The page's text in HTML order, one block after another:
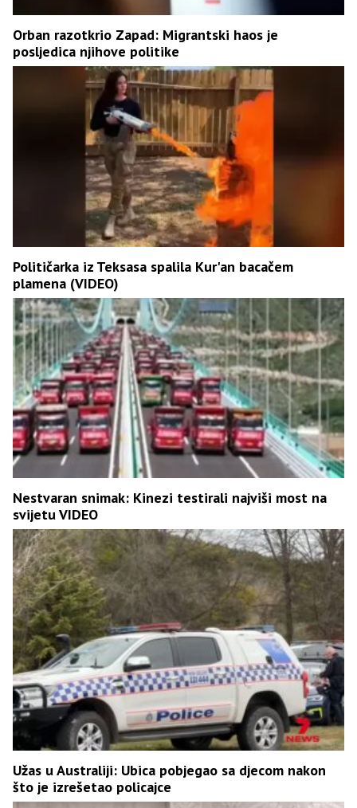
Orban razotkrio Zapad: Migrantski haos je
posljedica njihove politike
Političarka iz Teksasa spalila Kur'an bacačem
plamena (VIDEO)
Nestvaran snimak: Kinezi testirali najviši most na
svijetu VIDEO
Užas u Australiji: Ubica pobjegao sa djecom nakon
što je izrešetao policajce